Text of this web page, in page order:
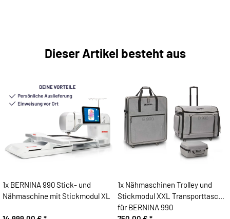
Dieser Artikel besteht aus
1x BERNINA 990 Stick- und
Nähmaschine mit Stickmodul XL
1x Nähmaschinen Trolley und
Stickmodul XXL Transporttasche
für BERNINA 990